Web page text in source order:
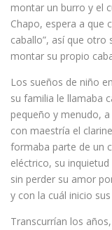
montar un burro y el
Chapo, espera a que
caballo”, así que otro
montar su propio
Los sueños de niño
su familia le llamaba
pequeño y menudo,
con maestría el
formaba parte de un
eléctrico, su
sin perder su amor
y con la cuál inicio
Transcurrían los